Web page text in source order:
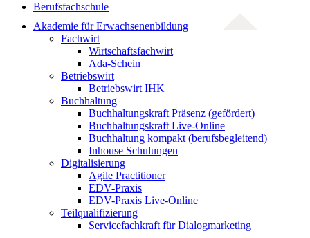
Berufsfachschule
Akademie für Erwachsenenbildung
Fachwirt
Wirtschaftsfachwirt
Ada-Schein
Betriebswirt
Betriebswirt IHK
Buchhaltung
Buchhaltungskraft Präsenz (gefördert)
Buchhaltungskraft Live-Online
Buchhaltung kompakt (berufsbegleitend)
Inhouse Schulungen
Digitalisierung
Agile Practitioner
EDV-Praxis
EDV-Praxis Live-Online
Teilqualifizierung
Servicefachkraft für Dialogmarketing